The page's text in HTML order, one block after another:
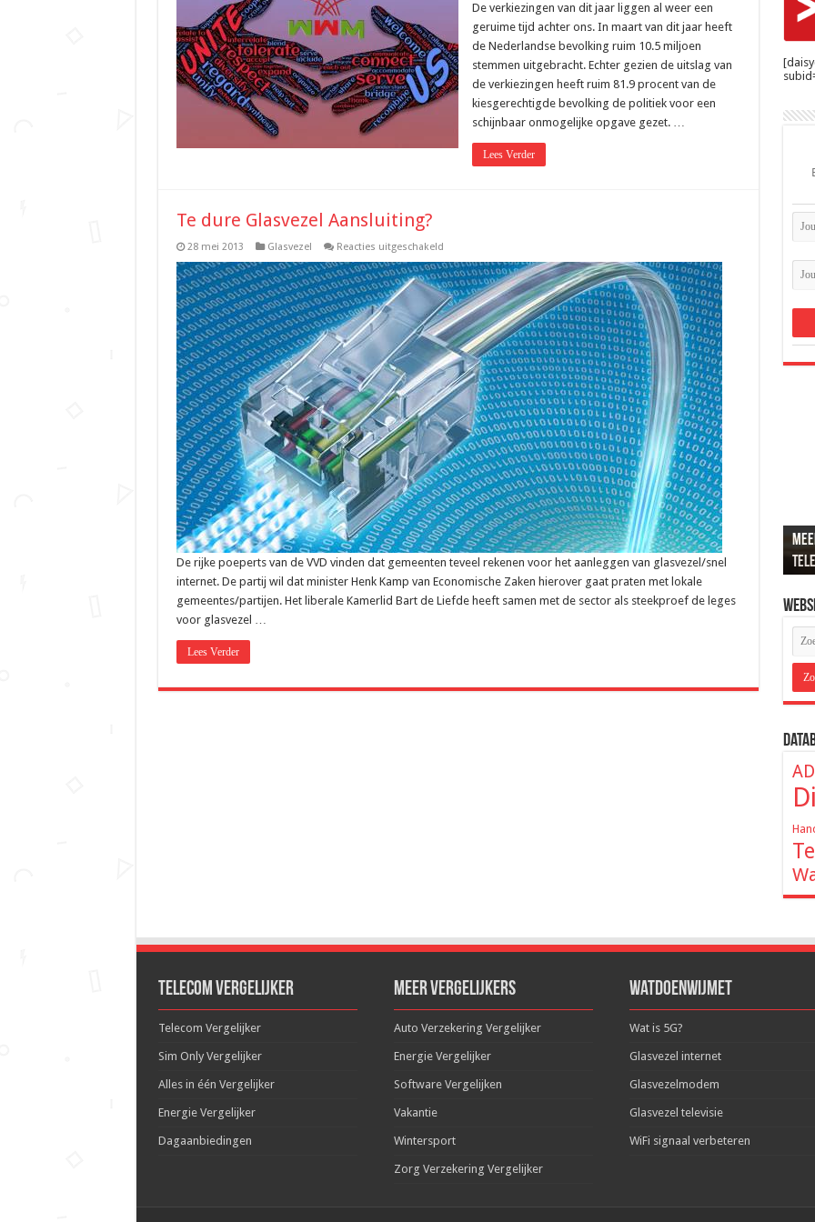
doen
met
de
kabinetsformatie?
De verkiezingen van dit jaar liggen al weer een
geruime tijd achter ons. In maart van dit jaar heeft
de Nederlandse bevolking ruim 10.5 miljoen
stemmen uitgebracht. Echter gezien de uitslag van
de verkiezingen heeft ruim 81.9 procent van de
kiesgerechtigde bevolking de politiek voor een
schijnbaar onmogelijke opgave gezet. …
Lees Verder
Te dure Glasvezel Aansluiting?
28 mei 2013 Glasvezel Reacties uitgeschakeldvoor
dure
Glasvezel
Aansluiting?
De rijke poeperts van de VVD vinden dat gemeenten teveel rekenen voor het aanleggen van glasvezel/snel
internet. De partij wil dat minister Henk Kamp van Economische Zaken hierover gaat praten met lokale
gemeentes/partijen. Het liberale Kamerlid Bart de Liefde heeft samen met de sector als steekproef de leges
voor glasvezel …
Lees Verder
de
De
Telecom Vergelijker
Telecom Vergelijker
Sim Only Vergelijker
Alles in één Vergelijker
Energie Vergelijker
Dagaanbiedingen
Meer Vergelijkers
Auto Verzekering Vergelijker
Energie Vergelijker
Software Vergelijken
Vakantie
Wintersport
Zorg Verzekering Vergelijker
WatDoenWijMet
Wat is 5G?
Glasvezel internet
Glasvezelmodem
Glasvezel televisie
WiFi signaal verbeteren